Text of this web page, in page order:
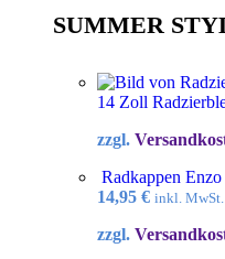
SUMMER
14 Zoll
zzgl.
Radkappen
Ursprünglicher
war:
14,95 €Aktueller
ist:
inkl. MwSt.
zzgl.